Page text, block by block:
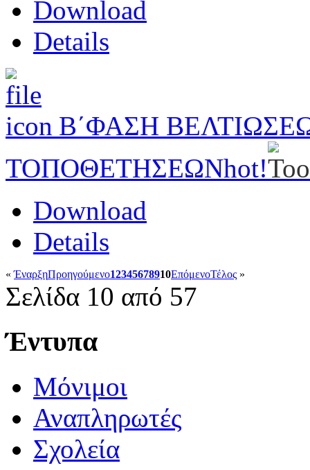
Download
Details
Β΄ΦΑΣΗ
ΤΟΠΟΘΕΤΗΣΕΩΝhot!
Download
Details
«ΈναρξηΠροηγούμενο12345678910ΕπόμενοΤέλος »
Σελίδα 10 από 57
Έντυπα
Μόνιμοι
Αναπληρωτές
Σχολεία